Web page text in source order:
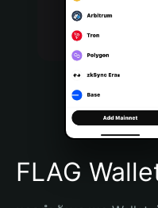
Bahasa Indonesia
Português (Brasil)
Español (Argentina)
FLAG